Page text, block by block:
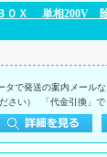
０Ｘ 単相200V
タで発送の案内メー
さい） 「代金引換」で